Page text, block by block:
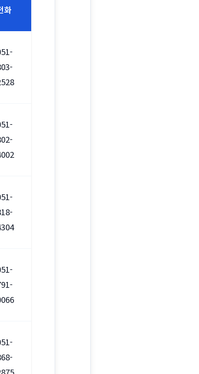
화